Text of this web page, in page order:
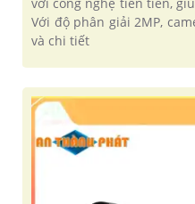
Với độ phân giải 2MP,
và chi tiết